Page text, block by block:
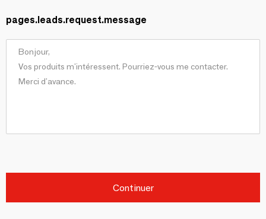
pages.leads.request.message
Continuer